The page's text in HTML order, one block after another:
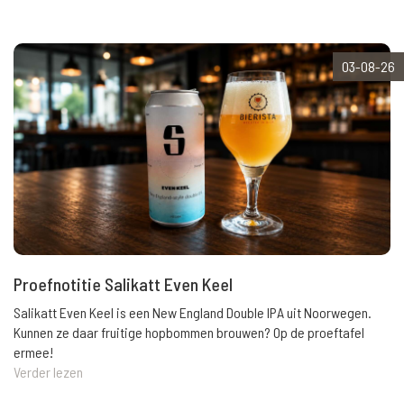
03-08-26
Proefnotitie Salikatt Even Keel
Salikatt Even Keel is een New England Double IPA uit Noorwegen.
Kunnen ze daar fruitige hopbommen brouwen? Op de proeftafel
ermee!
Verder lezen